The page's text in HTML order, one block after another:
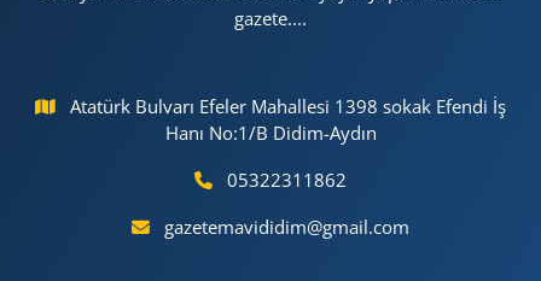
gazete....
Atatürk Bulvarı Efeler Mahallesi 1398 sokak Efendi İş
Hanı No:1/B Didim-Aydın
05322311862
gazetemavididim@gmail.com